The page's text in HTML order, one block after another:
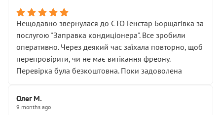
Нещодавно звернулася до СТО Генстар Борщагівка за
послугою "Заправка кондиціонера". Все зробили
оперативно. Через деякий час заїхала повторно, щоб
перепровірити, чи не має витікання фреону.
Перевірка була безкоштовна. Поки задоволена
Олег М.
9 months ago